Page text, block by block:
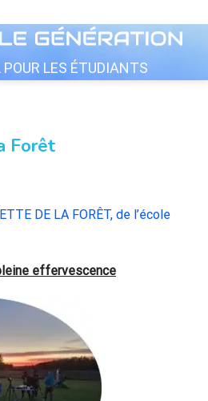
LES ÉTUDIANTS
Forêt
DE LA FORÊT, de l’école
effervescence